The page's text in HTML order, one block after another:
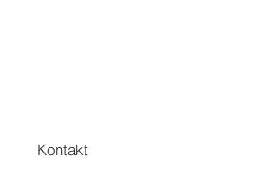
Kontakt